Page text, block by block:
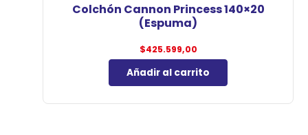
Colchón Cannon Princess 140×20
(Espuma)
$425.599,00
Añadir al carrito